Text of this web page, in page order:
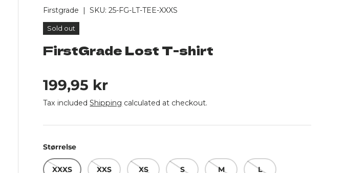
Firstgrade |SKU: 25-FG-LT-TEE-XXXS
Sold out
FirstGrade Lost T-shirt
Regular price
199,95 kr
Tax includedShipping calculated at checkout.
Størrelse
XXXS XXS XS S M L